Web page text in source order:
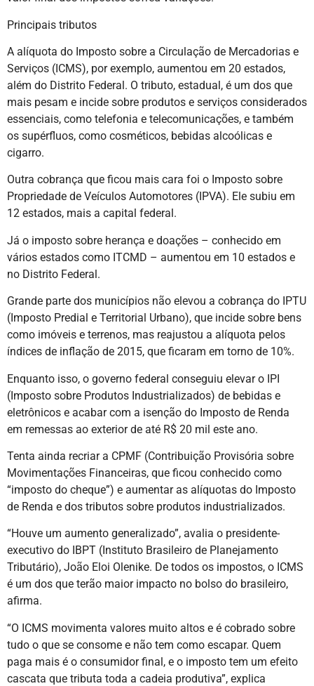
Principais tributos
A alíquota do Imposto sobre a Circulação de Mercadorias e
Serviços (ICMS), por exemplo, aumentou em 20 estados,
além do Distrito Federal. O tributo, estadual, é um dos que
mais pesam e incide sobre produtos e serviços considerados
essenciais, como telefonia e telecomunicações, e também
os supérfluos, como cosméticos, bebidas alcoólicas e
cigarro.
Outra cobrança que ficou mais cara foi o Imposto sobre
Propriedade de Veículos Automotores (IPVA). Ele subiu em
12 estados, mais a capital federal.
Já o imposto sobre herança e doações – conhecido em
vários estados como ITCMD – aumentou em 10 estados e
no Distrito Federal.
Grande parte dos municípios não elevou a cobrança do IPTU
(Imposto Predial e Territorial Urbano), que incide sobre bens
como imóveis e terrenos, mas reajustou a alíquota pelos
índices de inflação de 2015, que ficaram em torno de 10%.
Enquanto isso, o governo federal conseguiu elevar o IPI
(Imposto sobre Produtos Industrializados) de bebidas e
eletrônicos e acabar com a isenção do Imposto de Renda
em remessas ao exterior de até R$ 20 mil este ano.
Tenta ainda recriar a CPMF (Contribuição Provisória sobre
Movimentações Financeiras, que ficou conhecido como
“imposto do cheque”) e aumentar as alíquotas do Imposto
de Renda e dos tributos sobre produtos industrializados.
“Houve um aumento generalizado”, avalia o presidente-
executivo do IBPT (Instituto Brasileiro de Planejamento
Tributário), João Eloi Olenike. De todos os impostos, o ICMS
é um dos que terão maior impacto no bolso do brasileiro,
afirma.
“O ICMS movimenta valores muito altos e é cobrado sobre
tudo o que se consome e não tem como escapar. Quem
paga mais é o consumidor final, e o imposto tem um efeito
cascata que tributa toda a cadeia produtiva”, explica